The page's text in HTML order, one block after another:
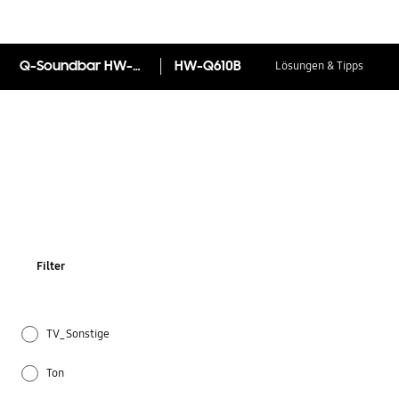
Q-Soundbar HW-Q610B HW-Q610B Lösungen & Tipps
Filter
TV_Sonstige
Ton